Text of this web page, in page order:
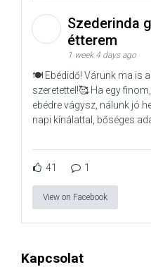
Szederinda
étterem
1 week 4 days ago
🍽️ Ebédidő! Várunk ma is
szeretettel!🥰 Ha egy
ebédre vágysz, nálunk jó
napi kínálattal, bőséges
41 1
View on Facebook
Kapcsolat